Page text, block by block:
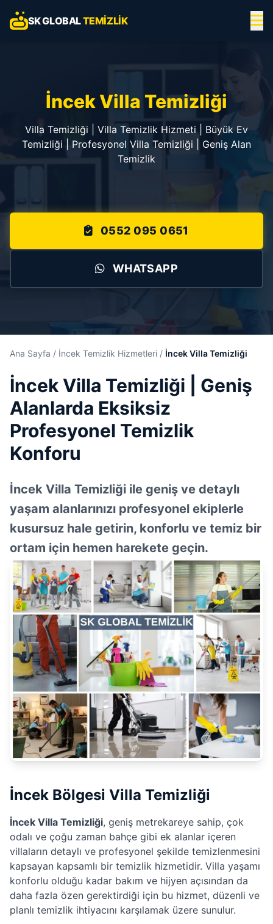
SK GLOBALTEMIZLIK
İncek Villa Temizliği
Villa Temizliği | Villa Temizlik Hizmeti | Büyük Ev
Temizliği | Profesyonel Villa Temizliği | Geniş Alan
Temizlik
0552 095 0651
WHATSAPP
Ana Sayfa / İncek Temizlik Hizmetleri / İncek Villa Temizliği
İncek Villa Temizliği | Geniş
Alanlarda Eksiksiz
Profesyonel Temizlik
Konforu
İncek Villa Temizliği ile geniş ve detaylı
yaşam alanlarınızı profesyonel ekiplerle
kusursuz hale getirin, konforlu ve temiz bir
ortam için hemen harekete geçin.
İncek Bölgesi Villa Temizliği
İncek Villa Temizliği, geniş metrekareye sahip, çok
odalı ve çoğu zaman bahçe gibi ek alanlar içeren
villaların detaylı ve profesyonel şekilde temizlenmesini
kapsayan kapsamlı bir temizlik hizmetidir. Villa yaşamı
konforlu olduğu kadar bakım ve hijyen açısından da
daha fazla özen gerektirdiği için bu hizmet, düzenli ve
planlı temizlik ihtiyacını karşılamak üzere sunulur.